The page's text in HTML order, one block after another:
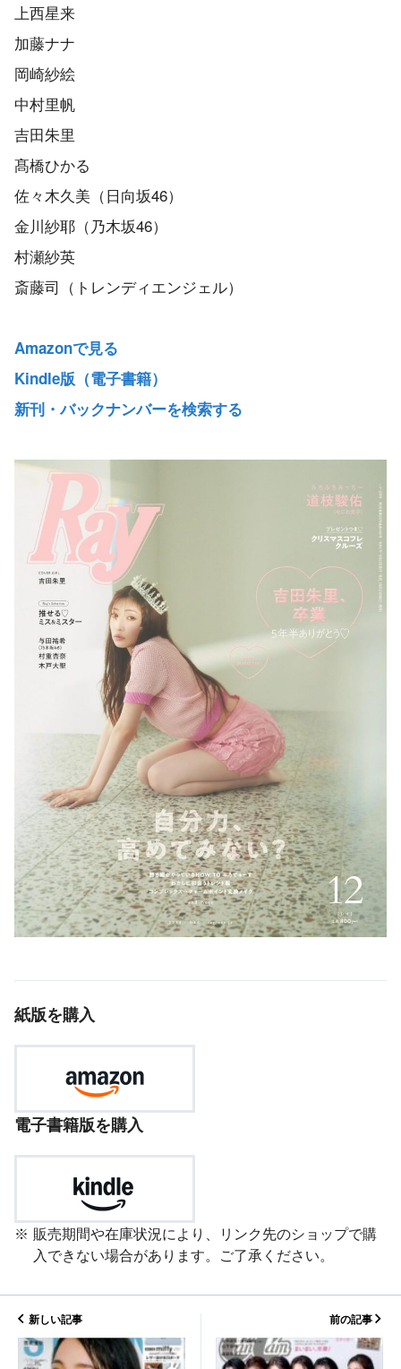
上西星来
加藤ナナ
岡崎紗絵
中村里帆
吉田朱里
髙橋ひかる
佐々木久美（日向坂46）
金川紗耶（乃木坂46）
村瀬紗英
斎藤司（トレンディエンジェル）
Amazonで見る
Kindle版（電子書籍）
新刊・バックナンバーを検索する
紙版を購入
電子書籍版を購入
販売期間や在庫状況により、リンク先のショップで購
入できない場合があります。ご了承ください。
新しい記事 前の記事